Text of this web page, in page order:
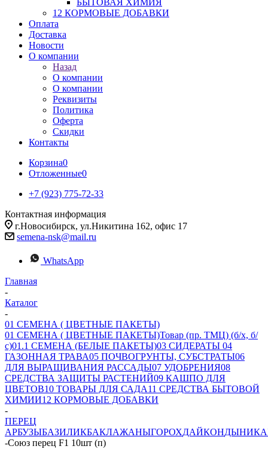
БЫТОВАЯ ХИМИЯ
12 КОРМОВЫЕ ДОБАВКИ
Оплата
Доставка
Новости
О компании
Назад
О компании
О компании
Реквизиты
Политика
Оферта
Скидки
Контакты
Корзина0
Отложенные0
+7 (923) 775-72-33
Контактная информация
г.Новосибирск, ул.Никитина 162, офис 17
semena-nsk@mail.ru
WhatsApp
Главная
-
Каталог
-
01 СЕМЕНА ( ЦВЕТНЫЕ ПАКЕТЫ)
01 СЕМЕНА ( ЦВЕТНЫЕ ПАКЕТЫ)Товар (пр. ТМЦ) (б/х, б/
с)01.1 СЕМЕНА (БЕЛЫЕ ПАКЕТЫ)03 СИДЕРАТЫ 04
ГАЗОННАЯ ТРАВА05 ПОЧВОГРУНТЫ, СУБСТРАТЫ06
ДЛЯ ВЫРАЩИВАНИЯ РАССАДЫ07 УДОБРЕНИЯ08
СРЕДСТВА ЗАЩИТЫ РАСТЕНИЙ09 КАШПО ДЛЯ
ЦВЕТОВ10 ТОВАРЫ ДЛЯ САДА11 СРЕДСТВА БЫТОВОЙ
ХИМИИ12 КОРМОВЫЕ ДОБАВКИ
-
ПЕРЕЦ
АРБУЗЫБАЗИЛИКБАКЛАЖАНЫГОРОХДАЙКОНДЫНИ
-Союз перец F1 10шт (п)